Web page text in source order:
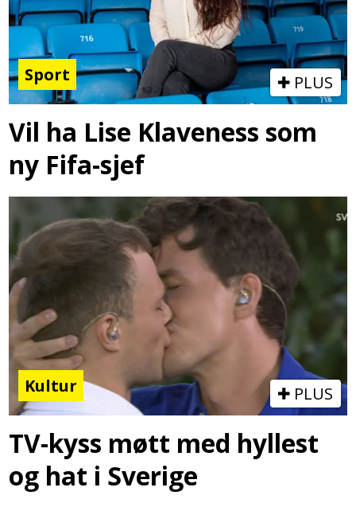
Sport PLUS
Vil ha Lise Klaveness som
ny Fifa-sjef
Kultur PLUS
TV-kyss møtt med hyllest
og hat i Sverige